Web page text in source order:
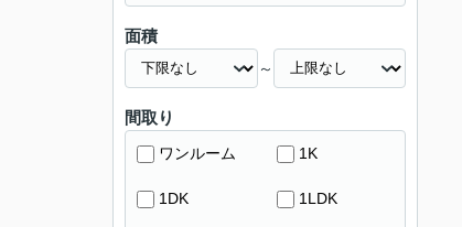
面積
～
間取り
ワンルーム 1K
1DK 1LDK